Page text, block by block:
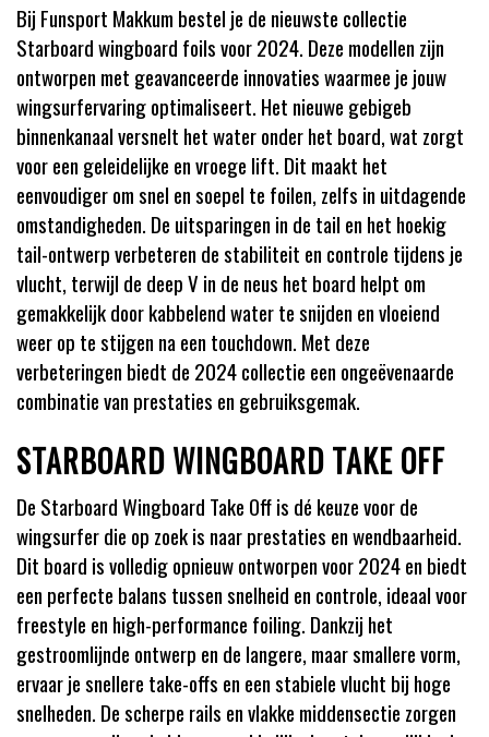
Bij Funsport Makkum bestel je de nieuwste collectie
Starboard wingboard foils voor 2024. Deze modellen zijn
ontworpen met geavanceerde innovaties waarmee je jouw
wingsurfervaring optimaliseert. Het nieuwe gebigeb
binnenkanaal versnelt het water onder het board, wat zorgt
voor een geleidelijke en vroege lift. Dit maakt het
eenvoudiger om snel en soepel te foilen, zelfs in uitdagende
omstandigheden. De uitsparingen in de tail en het hoekig
tail-ontwerp verbeteren de stabiliteit en controle tijdens je
vlucht, terwijl de deep V in de neus het board helpt om
gemakkelijk door kabbelend water te snijden en vloeiend
weer op te stijgen na een touchdown. Met deze
verbeteringen biedt de 2024 collectie een ongeëvenaarde
combinatie van prestaties en gebruiksgemak.
STARBOARD WINGBOARD TAKE OFF
De Starboard Wingboard Take Off is dé keuze voor de
wingsurfer die op zoek is naar prestaties en wendbaarheid.
Dit board is volledig opnieuw ontworpen voor 2024 en biedt
een perfecte balans tussen snelheid en controle, ideaal voor
freestyle en high-performance foiling. Dankzij het
gestroomlijnde ontwerp en de langere, maar smallere vorm,
ervaar je snellere take-offs en een stabiele vlucht bij hoge
snelheden. De scherpe rails en vlakke middensectie zorgen